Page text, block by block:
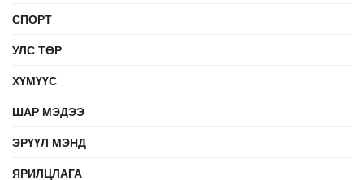
СПОРТ
УЛС ТӨР
ХҮМҮҮС
ШАР МЭДЭЭ
ЭРҮҮЛ МЭНД
ЯРИЛЦЛАГА